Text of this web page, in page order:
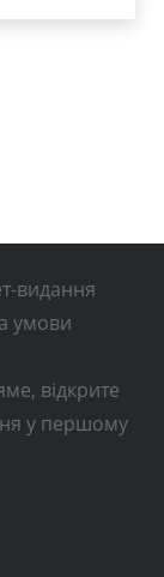
видання
умови
відкрите
у першому